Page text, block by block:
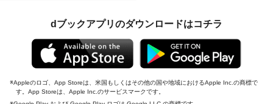
dブックアプリのダウンロードはコチラ
Appleのロゴ、App Storeは、米国もしくはその他の国や地域におけるApple Inc.の商標で
す。App Storeは、Apple Inc.のサービスマークです。